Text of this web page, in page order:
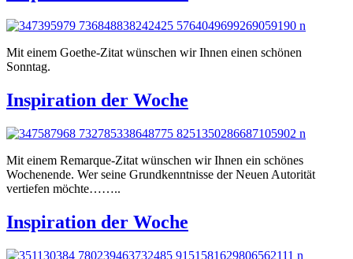
Mit einem Goethe-Zitat wünschen wir Ihnen einen schönen
Sonntag.
Inspiration der Woche
Mit einem Remarque-Zitat wünschen wir Ihnen ein schönes
Wochenende. Wer seine Grundkenntnisse der Neuen Autorität
vertiefen möchte……..
Inspiration der Woche